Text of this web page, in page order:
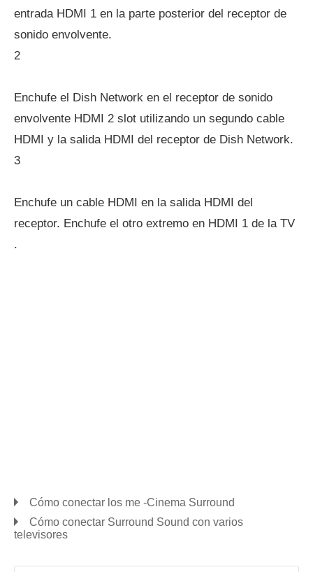
entrada HDMI 1 en la parte posterior del receptor de
sonido envolvente.
2
Enchufe el Dish Network en el receptor de sonido
envolvente HDMI 2 slot utilizando un segundo cable
HDMI y la salida HDMI del receptor de Dish Network.
3
Enchufe un cable HDMI en la salida HDMI del
receptor. Enchufe el otro extremo en HDMI 1 de la TV
.
Cómo conectar los me -Cinema Surround
Cómo conectar Surround Sound con varios
televisores